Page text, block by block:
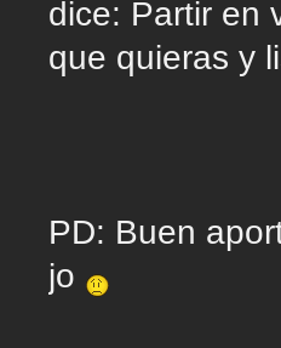
dice: Partir en
que quieras y
PD: Buen
jo